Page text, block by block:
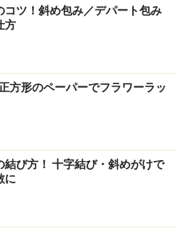
作り方（円形）……ラッピ
紙で折るハートの作り方
素材！無料ダウンロード
最新の内容をご確認くださ
コツ！斜め包み／デパート包み
方
方形のペーパーでフラワーラッ
結び方！ 十字結び・斜めがけで
に